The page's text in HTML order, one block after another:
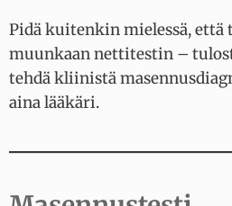
Pidä kuitenkin mielessä, että
muunkaan nettitestin –
tehdä kliinistä
aina lääkäri.